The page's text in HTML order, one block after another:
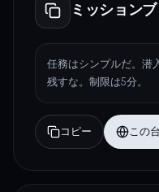
ミッション
任務はシンプルだ。潜
残すな。制限は5分。
コピー この